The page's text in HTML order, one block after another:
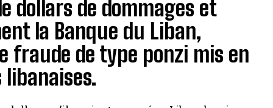
dollars de dommages et
la Banque du Liban,
fraude de type ponzi mis en